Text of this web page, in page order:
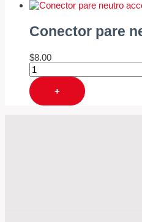
Conector pare
$8.00
+